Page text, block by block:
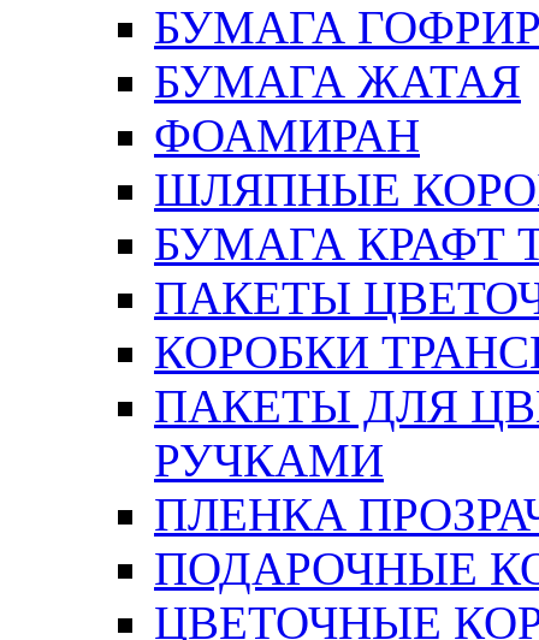
БУМАГА
БУМАГА ЖАТАЯ
ФОАМИРАН
ШЛЯПНЫЕ
БУМАГА КРАФТ
ПАКЕТЫ
КОРОБКИ
ПАКЕТЫ ДЛЯ
РУЧКАМИ
ПЛЕНКА
ПОДАРОЧНЫЕ
ЦВЕТОЧНЫЕ